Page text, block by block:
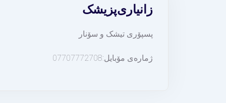
پزیشکزانیاری
پسپۆری تیشک و سۆنار
ژمارەی مۆبایل:07707772708